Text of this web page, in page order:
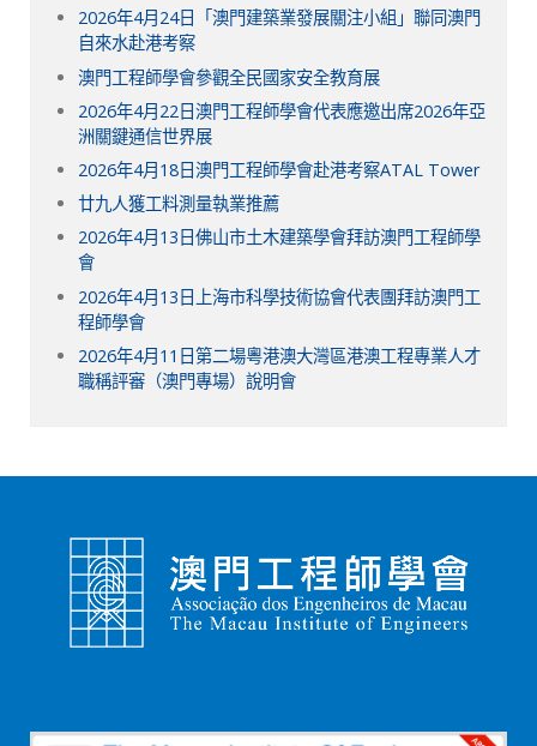
2026年4月24日「澳門建築業發展關注小組」聯同澳門
自來水赴港考察
澳門工程師學會參觀全民國家安全教育展
2026年4月22日澳門工程師學會代表應邀出席2026年亞
洲關鍵通信世界展
2026年4月18日澳門工程師學會赴港考察ATAL Tower
廿九人獲工料測量執業推薦
2026年4月13日佛山市土木建築學會拜訪澳門工程師學
會
2026年4月13日上海市科學技術協會代表團拜訪澳門工
程師學會
2026年4月11日第二場粵港澳大灣區港澳工程專業人才
職稱評審（澳門專場）說明會